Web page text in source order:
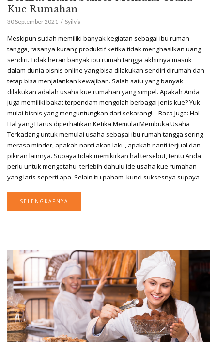
Kue Rumahan
30 September 2021 Syilvia
Meskipun sudah memiliki banyak kegiatan sebagai ibu rumah
tangga, rasanya kurang produktif ketika tidak menghasilkan uang
sendiri. Tidak heran banyak ibu rumah tangga akhirnya masuk
dalam dunia bisnis online yang bisa dilakukan sendiri dirumah dan
tetap bisa menjalankan kewajiban. Salah satu yang banyak
dilakukan adalah usaha kue rumahan yang simpel. Apakah Anda
juga memiliki bakat terpendam mengolah berbagai jenis kue? Yuk
mulai bisnis yang menguntungkan dari sekarang! | Baca Juga: Hal-
Hal yang Harus diperhatikan Ketika Memulai Membuka Usaha
Terkadang untuk memulai usaha sebagai ibu rumah tangga sering
merasa minder, apakah nanti akan laku, apakah nanti terjual dan
pikiran lainnya. Supaya tidak memikirkan hal tersebut, tentu Anda
perlu untuk mengetahui terlebih dahulu ide usaha kue rumahan
yang laris seperti apa. Selain itu pahami kunci suksesnya supaya…
SELENGKAPNYA